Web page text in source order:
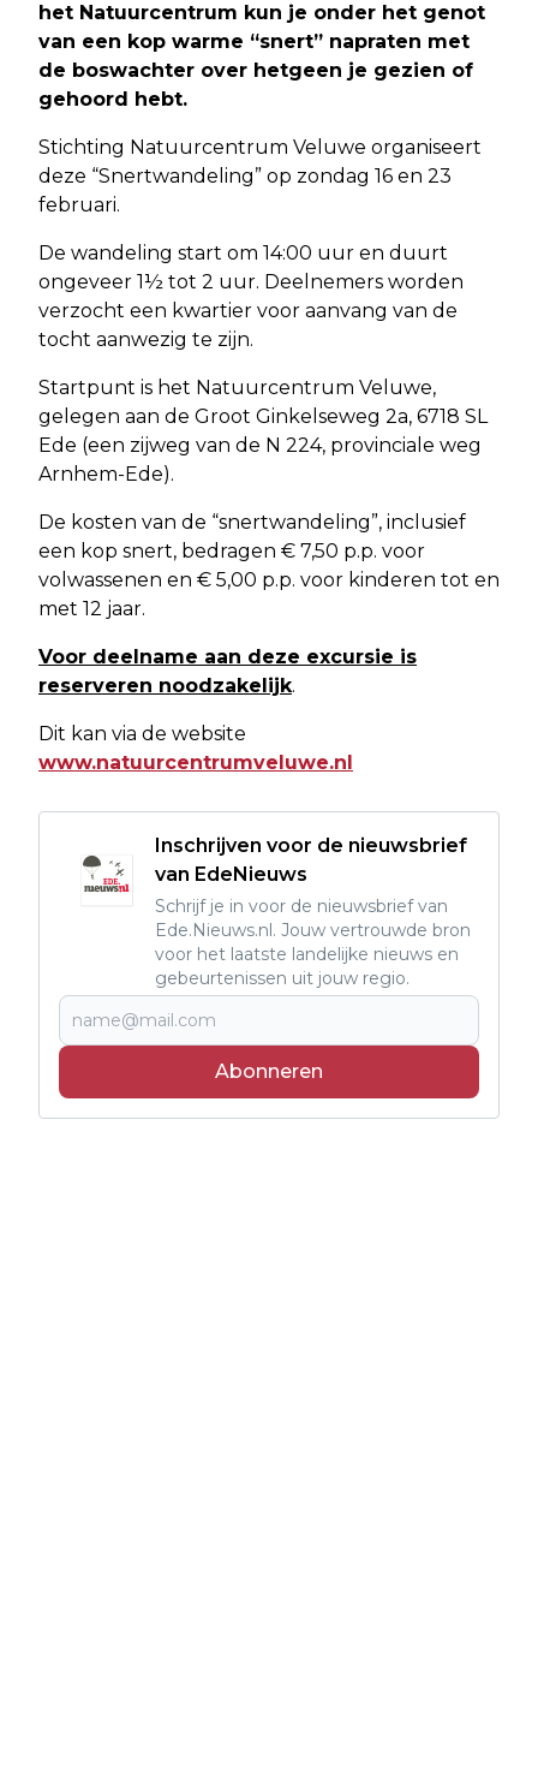
het Natuurcentrum kun je onder het genot
van een kop warme “snert” napraten met
de boswachter over hetgeen je gezien of
gehoord hebt.
Stichting Natuurcentrum Veluwe organiseert
deze “Snertwandeling” op zondag 16 en 23
februari.
De wandeling start om 14:00 uur en duurt
ongeveer 1½ tot 2 uur. Deelnemers worden
verzocht een kwartier voor aanvang van de
tocht aanwezig te zijn.
Startpunt is het Natuurcentrum Veluwe,
gelegen aan de Groot Ginkelseweg 2a, 6718 SL
Ede (een zijweg van de N 224, provinciale weg
Arnhem-Ede).
De kosten van de “snertwandeling”, inclusief
een kop snert, bedragen € 7,50 p.p. voor
volwassenen en € 5,00 p.p. voor kinderen tot en
met 12 jaar.
Voor deelname aan deze excursie is
reserveren noodzakelijk.
Dit kan via de website
www.natuurcentrumveluwe.nl
Inschrijven voor de nieuwsbrief
van EdeNieuws
Schrijf je in voor de nieuwsbrief van
Ede.Nieuws.nl. Jouw vertrouwde bron
voor het laatste landelijke nieuws en
gebeurtenissen uit jouw regio.
Abonneren